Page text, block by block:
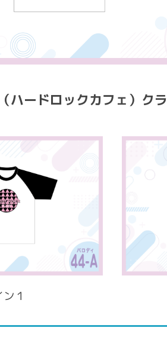
ハードロックカフェ）ク
１